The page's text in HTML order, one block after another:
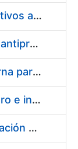
Suministro de Protectores Auditivos a medida para las personas trabajadoras de los Centros de Trabajo de Madrid y Burgos
Suministro de gafas graduadas antiproyecciones para los trabajadores de la FNMT-RCM en los centros de trabajo de Madrid y Burgos
Servicios de una empresa externa para el asesoramiento y resolución de los recursos de alzada que se presentan relacionados con procesos de selección para la FNMT-RCM
Acuerdo marco para el suministro e instalación de persianas, estores y otros complementos
Servicio de Calibración y Verificación Externa de los Equipos de Medición del Servicio de Prevención de la FNMT-RCM